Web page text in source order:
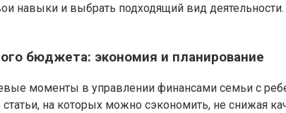
навыки и выбрать подходящий вид
бюджета: экономия и планирование
моменты в управлении финансами семьи с
на которых можно сэкономить, не снижая